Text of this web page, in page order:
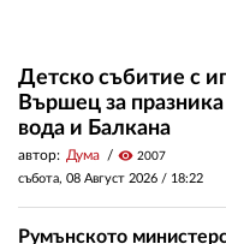
Детско събитие с
Вършец за
вода и Балкана
автор: Дума visibility 2007
събота, 08 Август 2026 / 18:22
Румънското